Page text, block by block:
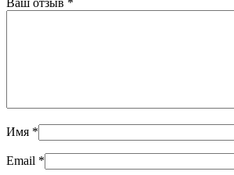
Ваш отзыв *
Имя *
Email *